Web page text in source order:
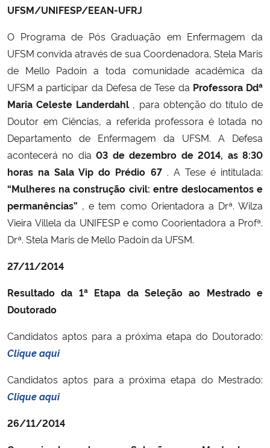
UFSM/UNIFESP/EEAN-UFRJ
O Programa de Pós Graduação em Enfermagem da
UFSM convida através de sua Coordenadora, Stela Maris
de Mello Padoin a toda comunidade acadêmica da
UFSM a participar da Defesa de Tese da Professora Ddª
Maria Celeste Landerdahl , para obtenção do título de
Doutor em Ciências, a referida professora é lotada no
Departamento de Enfermagem da UFSM. A Defesa
acontecerá no dia03 de dezembro de 2014, as 8:30
horas na Sala Vip do Prédio 67 . A Tese é intitulada:
“Mulheres na construção civil: entre deslocamentos e
permanências” , e tem como Orientadora a Drª. Wilza
Vieira Villela da UNIFESP e como Coorientadora a Profª.
Drª. Stela Maris de Mello Padoin da UFSM.
27/11/2014
Resultado da 1ª Etapa da Seleção ao Mestrado e
Doutorado
Candidatos aptos para a próxima etapa do Doutorado:
Clique aqui
Candidatos aptos para a próxima etapa do Mestrado:
Clique aqui
26/11/2014